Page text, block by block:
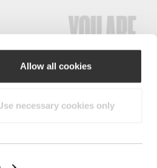
Allow all cookies
necessary cookies only